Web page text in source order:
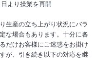
より操業を再開
生産の立ち上がり状況にバラ
な場合もあります。十分に各
だけお客様にご迷惑をお掛け
が、引き続き以下の対応を継